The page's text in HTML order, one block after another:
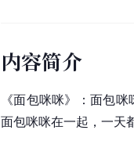
内容简介
《面包咪咪》：面包
面包咪咪在一起，一